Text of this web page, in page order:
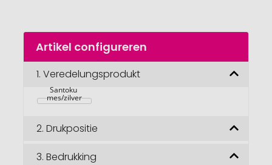
Naar
begin
afbeeldingengalerij
Artikel configureren
1. Veredelungsprodukt
Hattasan
Santoku
mes/zilver
2. Drukpositie
3. Bedrukking